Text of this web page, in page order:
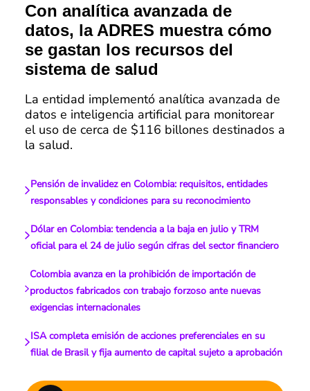
Con analítica avanzada de
datos, la ADRES muestra cómo
se gastan los recursos del
sistema de salud
La entidad implementó analítica avanzada de
datos e inteligencia artificial para monitorear
el uso de cerca de $116 billones destinados a
la salud.
Pensión de invalidez en Colombia: requisitos, entidades
responsables y condiciones para su reconocimiento
Dólar en Colombia: tendencia a la baja en julio y TRM
oficial para el 24 de julio según cifras del sector financiero
Colombia avanza en la prohibición de importación de
productos fabricados con trabajo forzoso ante nuevas
exigencias internacionales
ISA completa emisión de acciones preferenciales en su
filial de Brasil y fija aumento de capital sujeto a aprobación